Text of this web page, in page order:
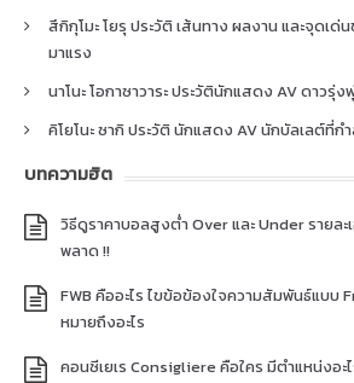
สึกิกุโมะ โยรุ ประวัติ เส้นทาง ผลงาน และจุดเ
มาแรง
นาโนะ โอกาซาวาระ ประวัตินักแสดง AV ดาวรุ่ง
คิโยโนะ ซากิ ประวัติ นักแสดง AV นักบัลเลต์ที่
บทความฮิต
วิธีดูราคาบอลสูงต่ำ Over และ Under รายล
พลาด !!
FWB คืออะไร ไขข้อข้องใจความสัมพันธ์แบบ
หมายถึงอะไร
คอนซีเยเร Consigliere คือใคร มีตำแหน่งอะ